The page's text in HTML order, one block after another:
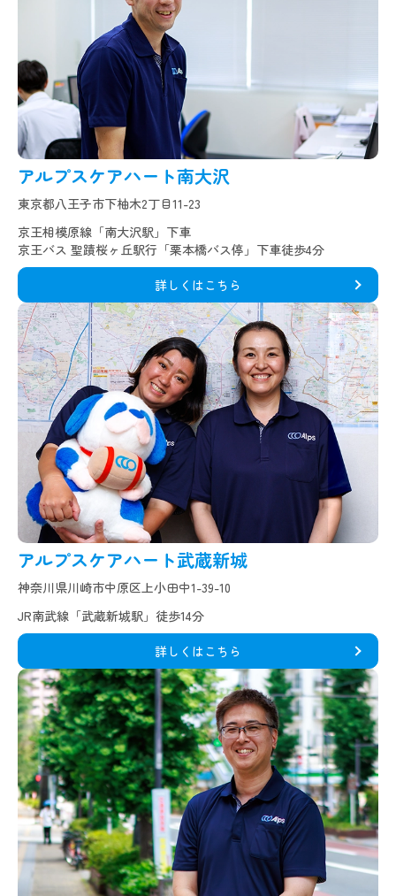
アルプスケアハート南大沢
東京都八王子市下柚木2丁目11-23
京王相模原線「南大沢駅」下車
京王バス 聖蹟桜ヶ丘駅行「栗本橋バス停」下車徒歩4分
詳しくはこちら
アルプスケアハート武蔵新城
神奈川県川崎市中原区上小田中1-39-10
JR南武線「武蔵新城駅」徒歩14分
詳しくはこちら